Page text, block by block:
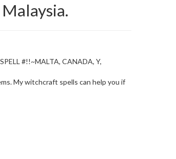
#!!~MALTA, CANADA, Y,
My witchcraft spells can help you if